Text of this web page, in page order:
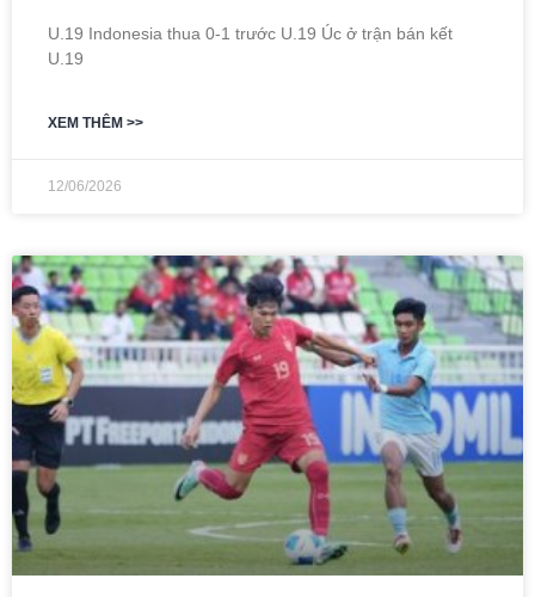
U.19 Indonesia thua 0-1 trước U.19 Úc ở trận bán kết
U.19
XEM THÊM >>
12/06/2026